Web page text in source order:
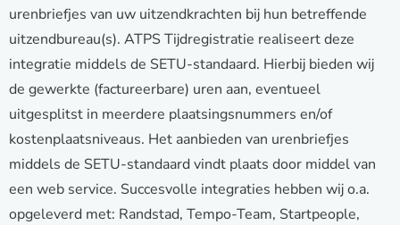
urenbriefjes van uw uitzendkrachten bij hun betreffende
uitzendbureau(s). ATPS Tijdregistratie realiseert deze
integratie middels de SETU-standaard. Hierbij bieden wij
de gewerkte (factureerbare) uren aan, eventueel
uitgesplitst in meerdere plaatsingsnummers en/of
kostenplaatsniveaus. Het aanbieden van urenbriefjes
middels de SETU-standaard vindt plaats door middel van
een web service. Succesvolle integraties hebben wij o.a.
opgeleverd met: Randstad, Tempo-Team, Startpeople,